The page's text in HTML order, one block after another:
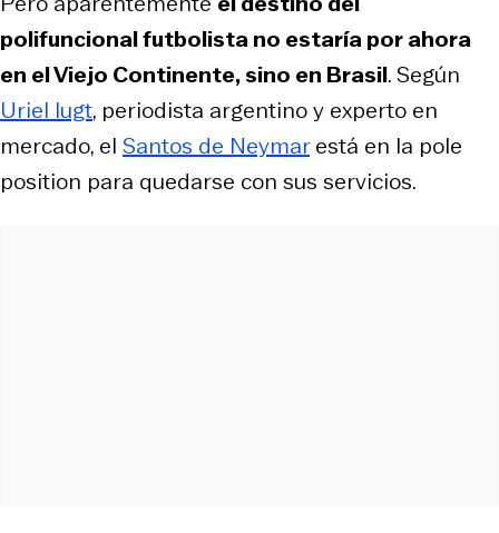
polifuncional futbolista no estaría por ahora
en el Viejo Continente, sino en Brasil. Según
Uriel Iugt, periodista argentino y experto en
mercado, el Santos de Neymarestá en la pole
position para quedarse con sus servicios.